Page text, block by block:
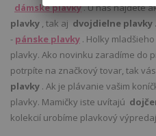
dámske plavky. U nás nájdete
plavky , tak aj dvojdielne plavky
- pánske plavky . Holky
plavky. Ako novinku zaradíme do
potrpíte na značkový tovar, tak
plavky . Ak je plávanie vašim
plavky. Mamičky iste uvítajú
kolekcií urobíme plavkový